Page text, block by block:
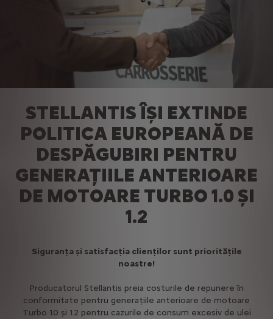
STELLANTIS ÎȘI EXTINDE
POLITICA EUROPEANĂ DE
DESPĂGUBIRI PENTRU
GENERAȚIILE ANTERIOARE
DE MOTOARE TURBO 1.0 ȘI
1.2
Siguranța și satisfacția clienților sunt prioritățile
noastre!
Producatorul Stellantis preia costurile de repunere în
conformitate pentru generațiile anterioare de motoare
Turbo 1.0 și 1.2 pentru cazurile de consum excesiv de ulei